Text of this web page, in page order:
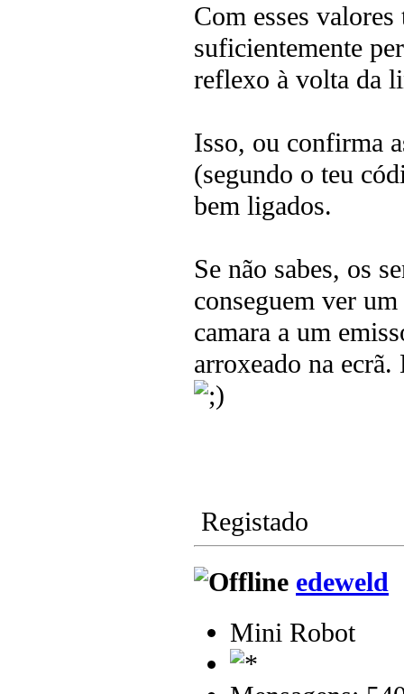
Com esses
suficientemente
reflexo à volta da
Isso, ou confirma
(segundo o teu
bem ligados.
Se não sabes, os
conseguem ver
camara a um
arroxeado na
Registado
edeweld
Mini Robot